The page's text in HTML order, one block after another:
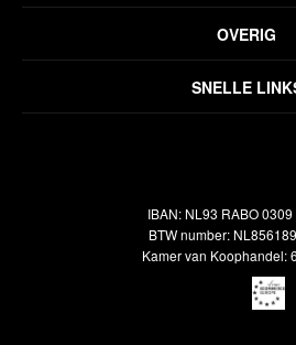
SNELLE
OVERIG
Inspiratie
Veelgestelde vragen
Disclaimer
Verzendbeleid
IBAN: NL93 RABO
BTW number:
Kamer van Koophandel: